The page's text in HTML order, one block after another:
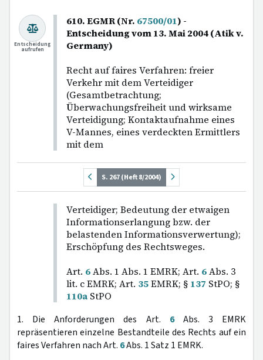
610. EGMR (Nr. 67500/01) -
Entscheidung vom 13. Mai 2004 (Atik v.
Germany)
Recht auf faires Verfahren: freier
Verkehr mit dem Verteidiger
(Gesamtbetrachtung;
Überwachungsfreiheit und wirksame
Verteidigung; Kontaktaufnahme eines
V-Mannes, eines verdeckten Ermittlers
mit dem
Entscheidung
aufrufen
S. 267 (Heft 8/2004)
Verteidiger; Bedeutung der etwaigen
Informationserlangung bzw. der
belastenden Informationsverwertung);
Erschöpfung des Rechtsweges.
Art. 6Abs. 1 Abs. 1 EMRK; Art. 6Abs. 3
lit. c EMRK; Art. 35EMRK; § 137 StPO; §
110a StPO
1. Die Anforderungen des Art. 6Abs. 3 EMRK
repräsentieren einzelne Bestandteile des Rechts auf ein
faires Verfahren nach Art. 6Abs. 1 Satz 1 EMRK.